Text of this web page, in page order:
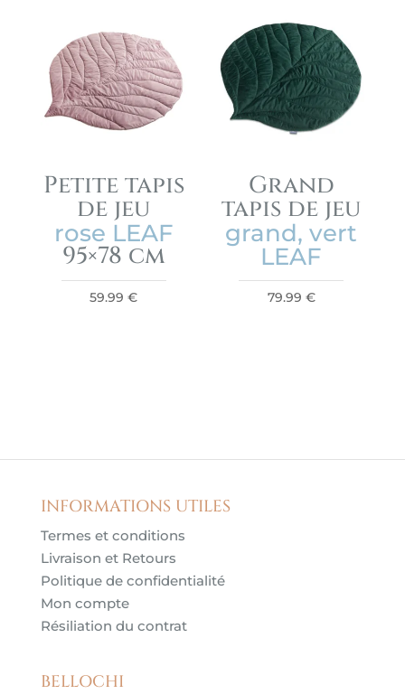
Petite tapis
de jeu
rose LEAF
95×78 cm
59.99€
Grand
tapis de jeu
grand, vert
LEAF
79.99 €
INFORMATIONS UTILES
Termes et conditions
Livraison et Retours
Politique de confidentialité
Mon compte
Résiliation du contrat
BELLOCHI